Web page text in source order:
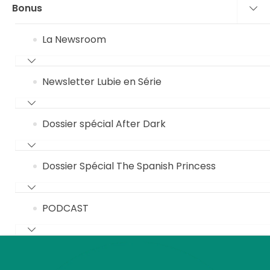
Bonus
La Newsroom
Newsletter Lubie en Série
Dossier spécial After Dark
Dossier Spécial The Spanish Princess
PODCAST